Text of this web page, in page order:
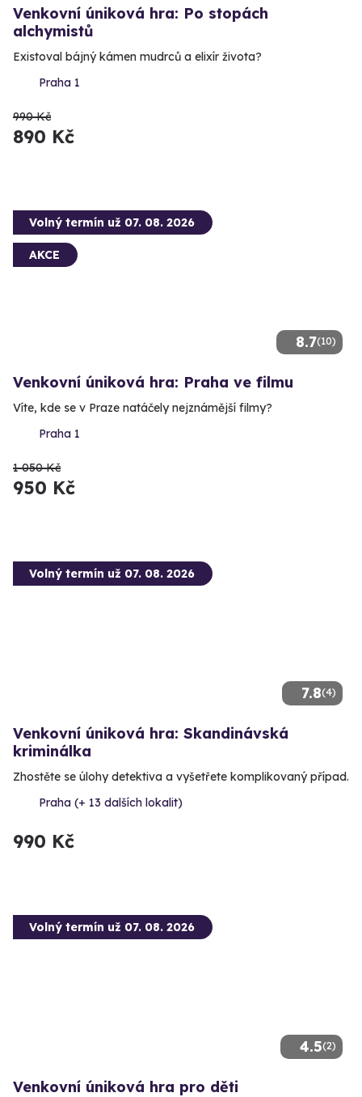
Venkovní úniková hra: Po stopách
alchymistů
Existoval bájný kámen mudrců a elixír života?
Praha 1
990 Kč
890 Kč
8.7(10)
Volný termín už 07. 08. 2026
AKCE
Venkovní úniková hra: Praha ve filmu
Víte, kde se v Praze natáčely nejznámější filmy?
Praha 1
1 050 Kč
950 Kč
7.8(4)
Volný termín už 07. 08. 2026
Venkovní úniková hra: Skandinávská
kriminálka
Zhostěte se úlohy detektiva a vyšetřete komplikovaný případ.
Praha (+ 13 dalších lokalit)
990 Kč
4.5(2)
Volný termín už 07. 08. 2026
Venkovní úniková hra pro děti